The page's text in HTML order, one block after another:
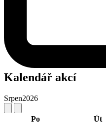
Kalendář akcí
Srpen2026
Po Út